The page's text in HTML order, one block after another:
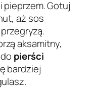
i pieprzem. Gotuj
aż sos
aksamitny,
pierści
bardziej